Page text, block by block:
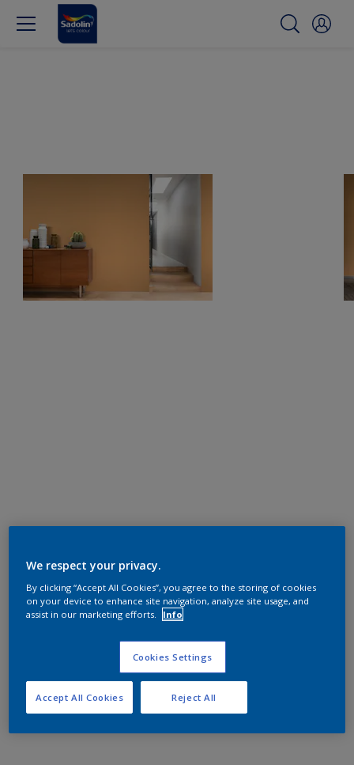
We respect your privacy.
By clicking “Accept All Cookies”, you agree to the storing of cookies
on your device to enhance site navigation, analyze site usage, and
assist in our marketing efforts.
Info
Cookies Settings
Reject All
Accept All Cookies